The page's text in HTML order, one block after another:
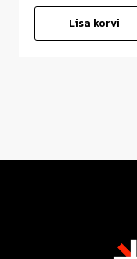
Lisa korvi